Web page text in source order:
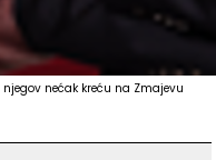
nećak kreću na Zmajevu